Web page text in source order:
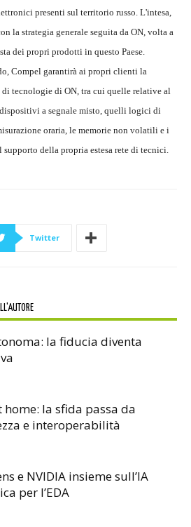
presenti sul territorio russo. L'intesa,
la strategia generale seguita da ON, volta a
dei propri prodotti in questo Paese.
Compel garantirà ai propri clienti la
tecnologie di ON, tra cui quelle relative al
a segnale misto, quelli logici di
oraria, le memorie non volatili e i
della propria estesa rete di tecnici.
Twitter
la fiducia diventa
home: la sfida passa da
e interoperabilità
e NVIDIA insieme sull’IA
per l’EDA